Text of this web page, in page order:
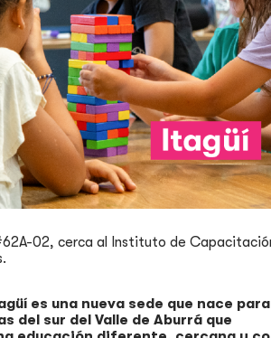
02, cerca al Instituto de
es una nueva sede que nace para
del sur del Valle de Aburrá que